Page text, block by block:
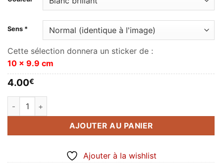
Sens *
Cette sélection donnera un sticker de :
10 x 9.9 cm
4.00€
quantité de Need NOS
AJOUTER AU PANIER
Ajouter à la wishlist